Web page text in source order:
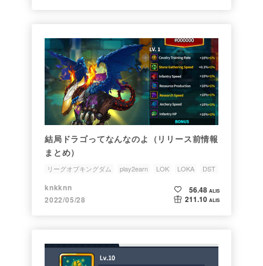
結局ドラゴってなんなのよ（リリース前情報
まとめ）
リーグオブキングダム play2earn LOK LOKA DST
knkknn
2022/05/28
56.48 ALIS
211.10 ALIS